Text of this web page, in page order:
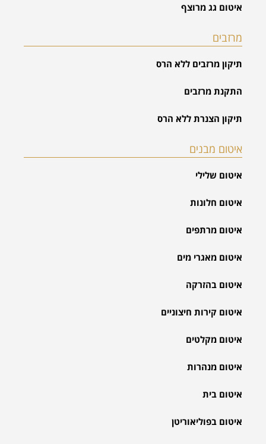
איטום גג מרוצף
מרזבים
תיקון מרזבים ללא הרס
התקנת מרזבים
תיקון הצנרת ללא הרס
איטום מבנים
איטום שלילי
איטום חלונות
איטום מרתפים
איטום מאגרי מים
איטום בהזרקה
איטום קירות חיצוניים
איטום מקלטים
איטום מנהרות
איטום בית
איטום בפוליאוריטן